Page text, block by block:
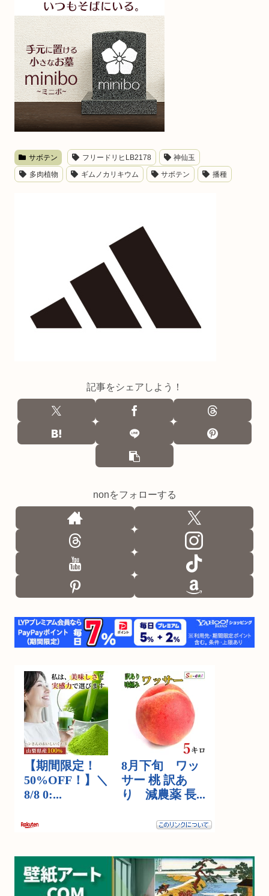
サボテン フリードリヒLB2178 神仙玉
多肉植物 ギムノカリキウム サボテン 播種
記事をシェアしよう！
nonをフォローする